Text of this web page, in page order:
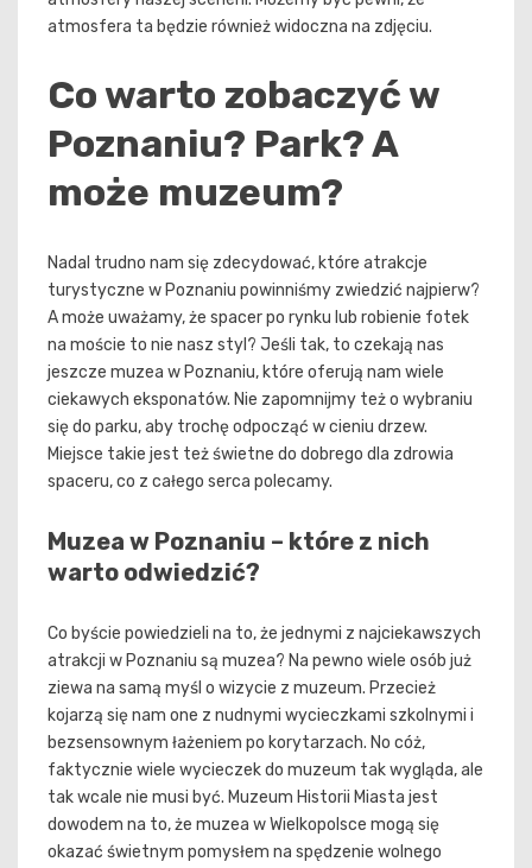
atmosfera ta będzie również widoczna na zdjęciu.
Co warto zobaczyć w
Poznaniu? Park? A
może muzeum?
Nadal trudno nam się zdecydować, które atrakcje
turystyczne w Poznaniu powinniśmy zwiedzić najpierw?
A może uważamy, że spacer po rynku lub robienie fotek
na moście to nie nasz styl? Jeśli tak, to czekają nas
jeszcze muzea w Poznaniu, które oferują nam wiele
ciekawych eksponatów. Nie zapomnijmy też o wybraniu
się do parku, aby trochę odpocząć w cieniu drzew.
Miejsce takie jest też świetne do dobrego dla zdrowia
spaceru, co z całego serca polecamy.
Muzea w Poznaniu – które z nich
warto odwiedzić?
Co byście powiedzieli na to, że jednymi z najciekawszych
atrakcji w Poznaniu są muzea? Na pewno wiele osób już
ziewa na samą myśl o wizycie z muzeum. Przecież
kojarzą się nam one z nudnymi wycieczkami szkolnymi i
bezsensownym łażeniem po korytarzach. No cóż,
faktycznie wiele wycieczek do muzeum tak wygląda, ale
tak wcale nie musi być. Muzeum Historii Miasta jest
dowodem na to, że muzea w Wielkopolsce mogą się
okazać świetnym pomysłem na spędzenie wolnego